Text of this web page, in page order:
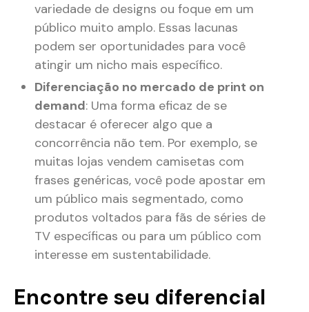
variedade de designs ou foque em um
público muito amplo. Essas lacunas
podem ser oportunidades para você
atingir um nicho mais específico​.
Diferenciação no mercado de print on
demand: Uma forma eficaz de se
destacar é oferecer algo que a
concorrência não tem. Por exemplo, se
muitas lojas vendem camisetas com
frases genéricas, você pode apostar em
um público mais segmentado, como
produtos voltados para fãs de séries de
TV específicas ou para um público com
interesse em sustentabilidade​.
Encontre seu diferencial